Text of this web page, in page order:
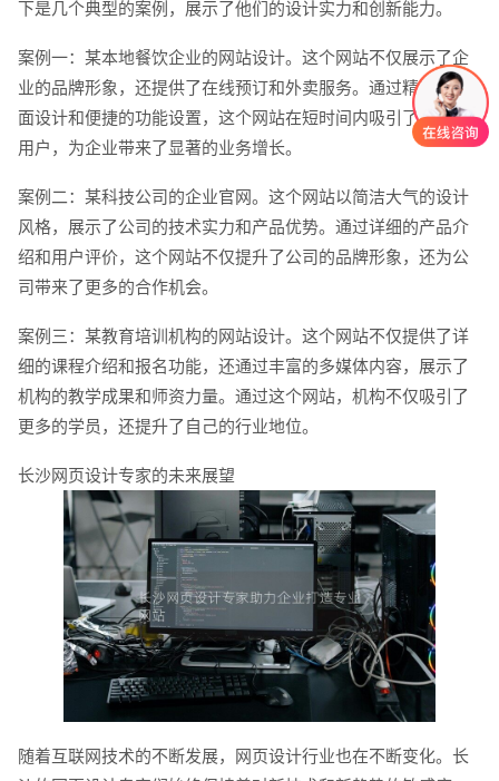
下是几个典型的案例，展示了他们的设计实力和创新能力。
案例一：某本地餐饮企业的网站设计。这个网站不仅展示了企
业的品牌形象，还提供了在线预订和外卖服务。通过精美的页
面设计和便捷的功能设置，这个网站在短时间内吸引了大量的
用户，为企业带来了显著的业务增长。
案例二：某科技公司的企业官网。这个网站以简洁大气的设计
风格，展示了公司的技术实力和产品优势。通过详细的产品介
绍和用户评价，这个网站不仅提升了公司的品牌形象，还为公
司带来了更多的合作机会。
案例三：某教育培训机构的网站设计。这个网站不仅提供了详
细的课程介绍和报名功能，还通过丰富的多媒体内容，展示了
机构的教学成果和师资力量。通过这个网站，机构不仅吸引了
更多的学员，还提升了自己的行业地位。
长沙网页设计专家的未来展望
随着互联网技术的不断发展，网页设计行业也在不断变化。长
电商及系统平台开发 微信小程序开发